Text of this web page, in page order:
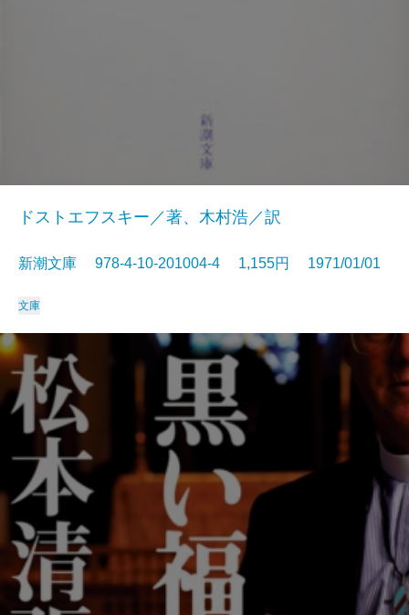
ドストエフスキー／著、木村浩／訳
新潮文庫 978-4-10-201004-4 1,155円 1971/01/01
文庫